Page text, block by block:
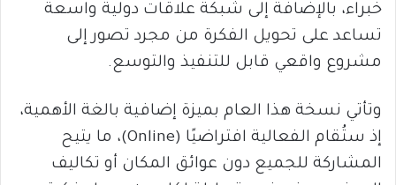
خبراء، بالإضافة إلى شبكة علاقات دولية واسعة
تساعد على تحويل الفكرة من مجرد تصور إلى
مشروع واقعي قابل للتنفيذ والتوسع.
وتأتي نسخة هذا العام بميزة إضافية بالغة الأهمية،
إذ ستُقام الفعالية افتراضيًا (Online)، ما يتيح
المشاركة للجميع دون عوائق المكان أو تكاليف